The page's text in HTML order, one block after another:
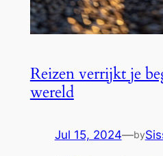
Reizen verrijkt je
wereld
Jul 15, 2024—by